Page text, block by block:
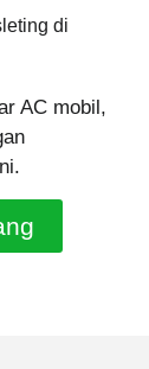
di
AC mobil,